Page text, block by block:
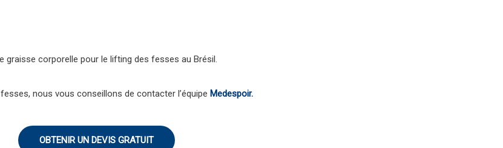
graisse corporelle pour le lifting des fesses au Brésil.
nous vous conseillons de contacter l’équipe Medespoir.
OBTENIR UN DEVIS GRATUIT